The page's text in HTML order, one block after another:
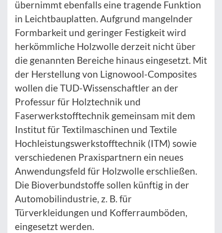
übernimmt ebenfalls eine tragende Funktion
in Leichtbauplatten. Aufgrund mangelnder
Formbarkeit und geringer Festigkeit wird
herkömmliche Holzwolle derzeit nicht über
die genannten Bereiche hinaus eingesetzt. Mit
der Herstellung von Lignowool-Composites
wollen die TUD-Wissenschaftler an der
Professur für Holztechnik und
Faserwerkstofftechnik gemeinsam mit dem
Institut für Textilmaschinen und Textile
Hochleistungswerkstofftechnik (ITM) sowie
verschiedenen Praxispartnern ein neues
Anwendungsfeld für Holzwolle erschließen.
Die Bioverbundstoffe sollen künftig in der
Automobilindustrie, z. B. für
Türverkleidungen und Kofferraumböden,
eingesetzt werden.